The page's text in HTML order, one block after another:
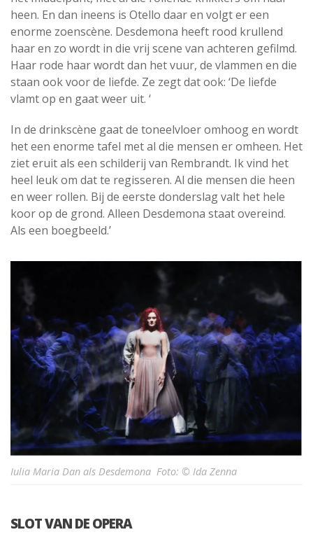
heen. En dan ineens is Otello daar en volgt er een
enorme zoenscène. Desdemona heeft rood krullend
haar en zo wordt in die vrij scene van achteren gefilmd.
Haar rode haar wordt dan het vuur, de vlammen en die
staan ook voor de liefde. Ze zegt dat ook: ‘De liefde
vlamt op en gaat weer uit. ‘
In de drinkscène gaat de toneelvloer omhoog en wordt
het een enorme tafel met al die mensen er omheen. Het
ziet eruit als een schilderij van Rembrandt. Ik vind het
heel leuk om dat te regisseren. Al die mensen die heen
en weer rollen. Bij de eerste donderslag valt het hele
koor op de grond. Alleen Desdemona staat overeind.
Als een boegbeeld.’
Iulia Maria Dan als Desdemona Foto: © Ida Zenna
SLOT VAN DE OPERA